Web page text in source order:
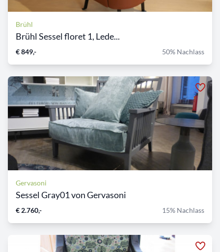
Brühl
Brühl Sessel floret 1, Lede...
€ 849,- 50% Nachlass
Gervasoni
Sessel Gray01 von Gervasoni
€ 2.760,- 15% Nachlass